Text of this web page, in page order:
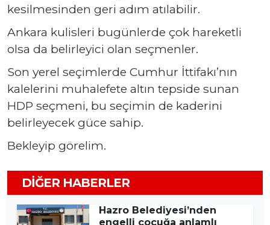
kesilmesinden geri adım atılabilir.
Ankara kulisleri bugünlerde çok hareketli
olsa da belirleyici olan seçmenler.
Son yerel seçimlerde Cumhur İttifakı’nın
kalelerini muhalefete altın tepside sunan
HDP seçmeni, bu seçimin de kaderini
belirleyecek güce sahip.
Bekleyip görelim.
DIĞER HABERLER
Hazro Belediyesi’nden
engelli çocuğa anlamlı